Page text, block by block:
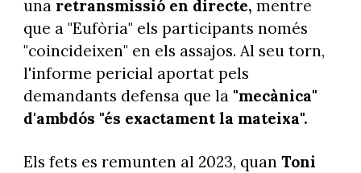
una retransmissió en directe, mentre
que a "Eufòria" els participants només
"coincideixen" en els assajos. Al seu torn,
l'informe pericial aportat pels
demandants defensa que la "mecànica"
d'ambdós "és exactament la mateixa".
Els fets es remunten al 2023, quan Toni